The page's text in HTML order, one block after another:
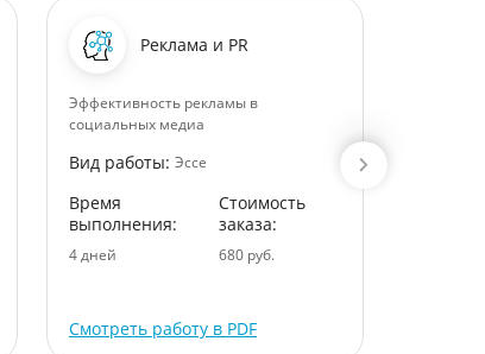
Реклама и PR
Эффективность рекламы в
социальных медиа
Вид работы: Эссе
Время
выполнения:
4 дней
Стоимость
заказа:
680 руб.
Смотреть работу в PDF